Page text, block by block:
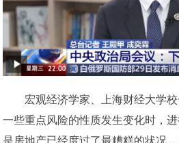
宏观经济学家、上海财经大学校
一些重点风险的性质发生变化时，
是房地产已经度过了最糟糕的状况